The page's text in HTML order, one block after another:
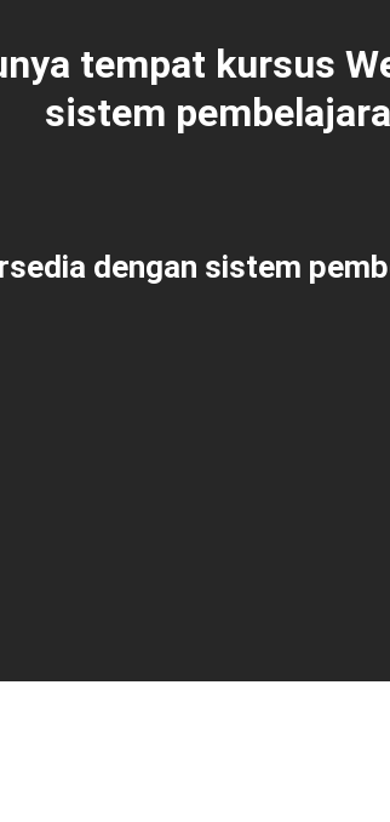
tempat kursus
sistem
dengan sistem